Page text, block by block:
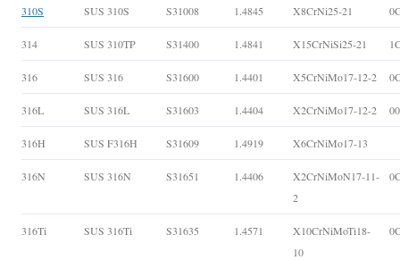
310S SUS 310S S31008 1.4845 X8CrNi25-21
314 SUS 310TP S31400 1.4841 X15CrNiSi25-21
316 SUS 316 S31600 1.4401 X5CrNiMo17-12-2
316L SUS 316L S31603 1.4404 X2CrNiMo17-12-2
316H SUS F316H S31609 1.4919 X6CrNiMo17-13
316N SUS 316N S31651 1.4406
X2CrNiMoN17-11-
2
316Ti SUS 316Ti S31635 1.4571
X10CrNiMoTi18-
10